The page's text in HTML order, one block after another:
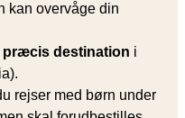
kan overvåge din
præcis destination i
rejser med børn under